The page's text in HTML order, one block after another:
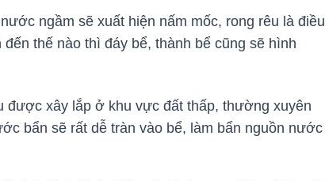
ngầm sẽ xuất hiện nấm mốc, rong rêu là điều
thế nào thì đáy bể, thành bể cũng sẽ hình
được xây lắp ở khu vực đất thấp, thường xuyên
bẩn sẽ rất dễ tràn vào bể, làm bẩn nguồn nước